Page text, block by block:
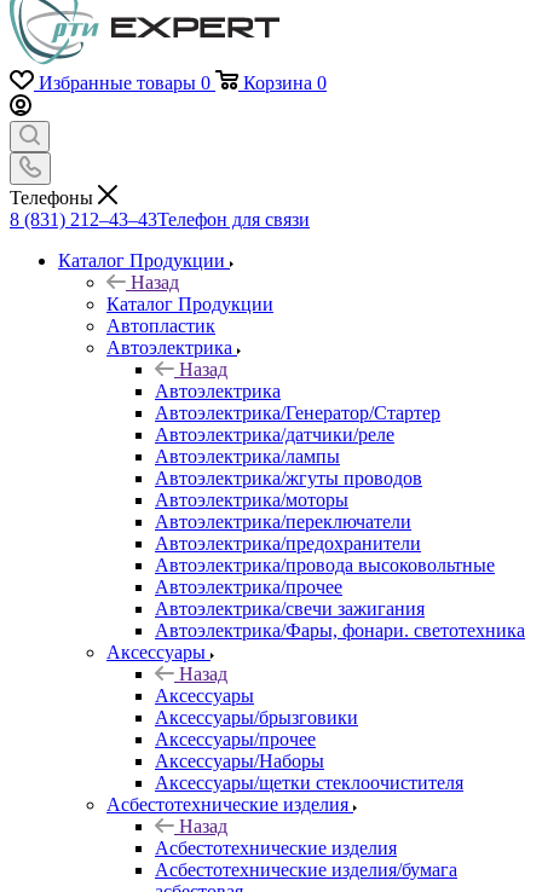
Избранные товары 0 Корзина 0
Телефоны
8 (831) 212–43–43Телефон для связи
Каталог Продукции
Назад
Каталог Продукции
Автопластик
Автоэлектрика
Назад
Автоэлектрика
Автоэлектрика/Генератор/Стартер
Автоэлектрика/датчики/реле
Автоэлектрика/лампы
Автоэлектрика/жгуты проводов
Автоэлектрика/моторы
Автоэлектрика/переключатели
Автоэлектрика/предохранители
Автоэлектрика/провода высоковольтные
Автоэлектрика/прочее
Автоэлектрика/свечи зажигания
Автоэлектрика/Фары, фонари. светотехника
Аксессуары
Назад
Аксессуары
Аксессуары/брызговики
Аксессуары/прочее
Аксессуары/Наборы
Аксессуары/щетки стеклоочистителя
Асбестотехнические изделия
Назад
Асбестотехнические изделия
Асбестотехнические изделия/бумага